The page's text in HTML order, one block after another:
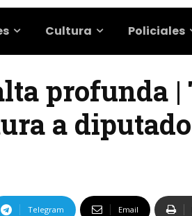
Cultura Policiales
profunda |
a
Telegram Email